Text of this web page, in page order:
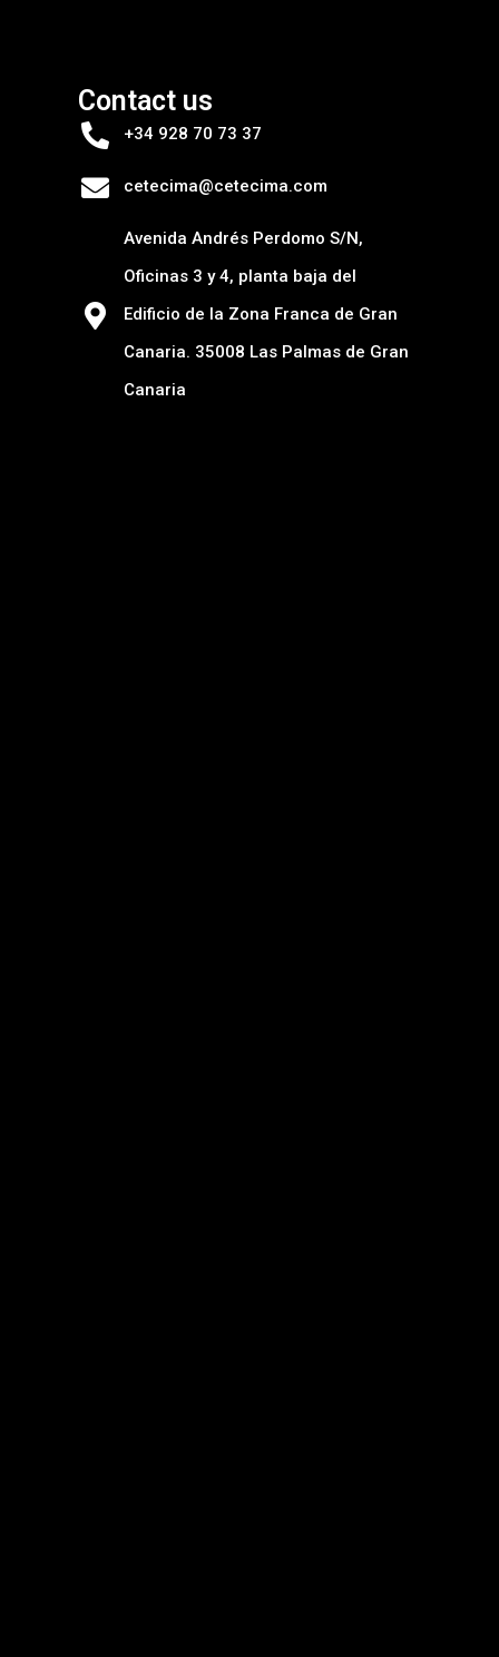
Contact us
+34 928 70 73 37
cetecima@cetecima.com
Avenida Andrés Perdomo S/N,
Oficinas 3 y 4, planta baja del
Edificio de la Zona Franca de Gran
Canaria. 35008 Las Palmas de Gran
Canaria